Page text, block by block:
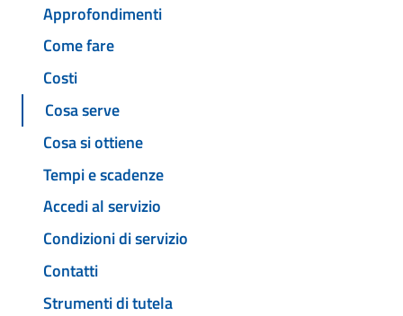
Approfondimenti
Come fare
Costi
Cosa serve
Cosa si ottiene
Tempi e scadenze
Accedi al servizio
Condizioni di servizio
Contatti
Strumenti di tutela